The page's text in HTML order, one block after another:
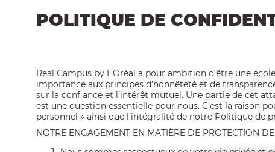
POLITIQUE DE
Real Campus by L’Oréal a pour ambition d’être une
importance aux principes d’honnêteté et de
sur la confiance et l’intérêt mutuel. Une partie de cet
est une question essentielle pour nous. C’est la raison
personnel » ainsi que l’intégralité de notre Politique de
NOTRE ENGAGEMENT EN MATIÈRE DE PROTECTION